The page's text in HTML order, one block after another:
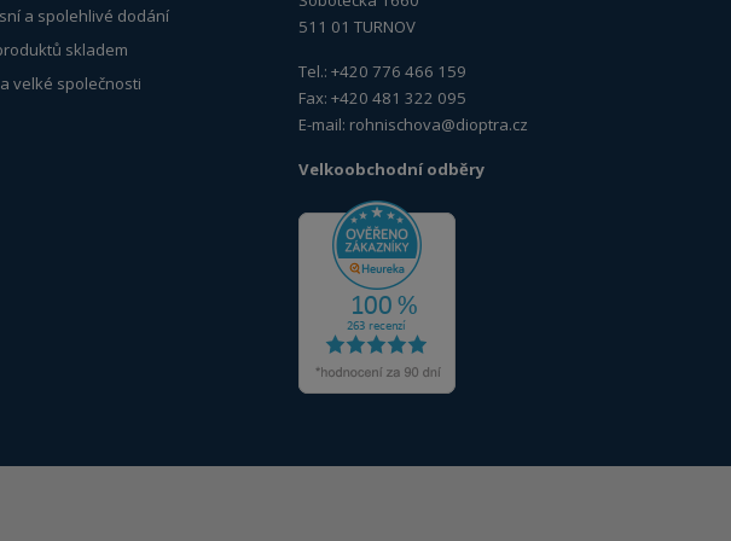
a spolehlivé dodání
skladem
velké společnosti
511 01 TURNOV
Tel.: +420 776 466 159
Fax: +420 481 322 095
E-mail: rohnischova@dioptra.cz
Velkoobchodní odběry